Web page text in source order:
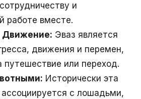
и
работе вместе.
Движение: Эваз является
движения и перемен,
путешествие или переход.
Исторически эта
с лошадьми,